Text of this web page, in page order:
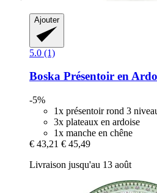
Ajouter
5.0 (1)
Boska Présentoir en
-5%
1x présentoir rond 3
3x plateaux en ardoise
1x manche en chêne
€ 43,21 € 45,49
Livraison jusqu'au 13 août